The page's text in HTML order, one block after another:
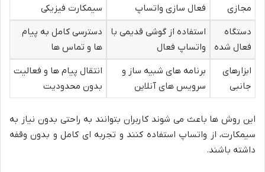
مجازی
فعال سازی واتساپ
سیمکارت فیزیکی
دستگاه
فعال شده
استفاده از گوشی قدیمی با
واتساپ فعال
دسترسی کامل به پیام
ها و تماس ها
ابزارهای
جانبی
برنامه های شبیه ساز و
سرویس های آنلاین
انتقال پیام ها و فعالیت
بدون محدودیت
این روش ها باعث می شوند کاربران بتوانند به راحتی بدون نیاز به
سیمکارت، از واتساپ استفاده کنند و تجربه ای کامل و بدون وقفه
داشته باشند.